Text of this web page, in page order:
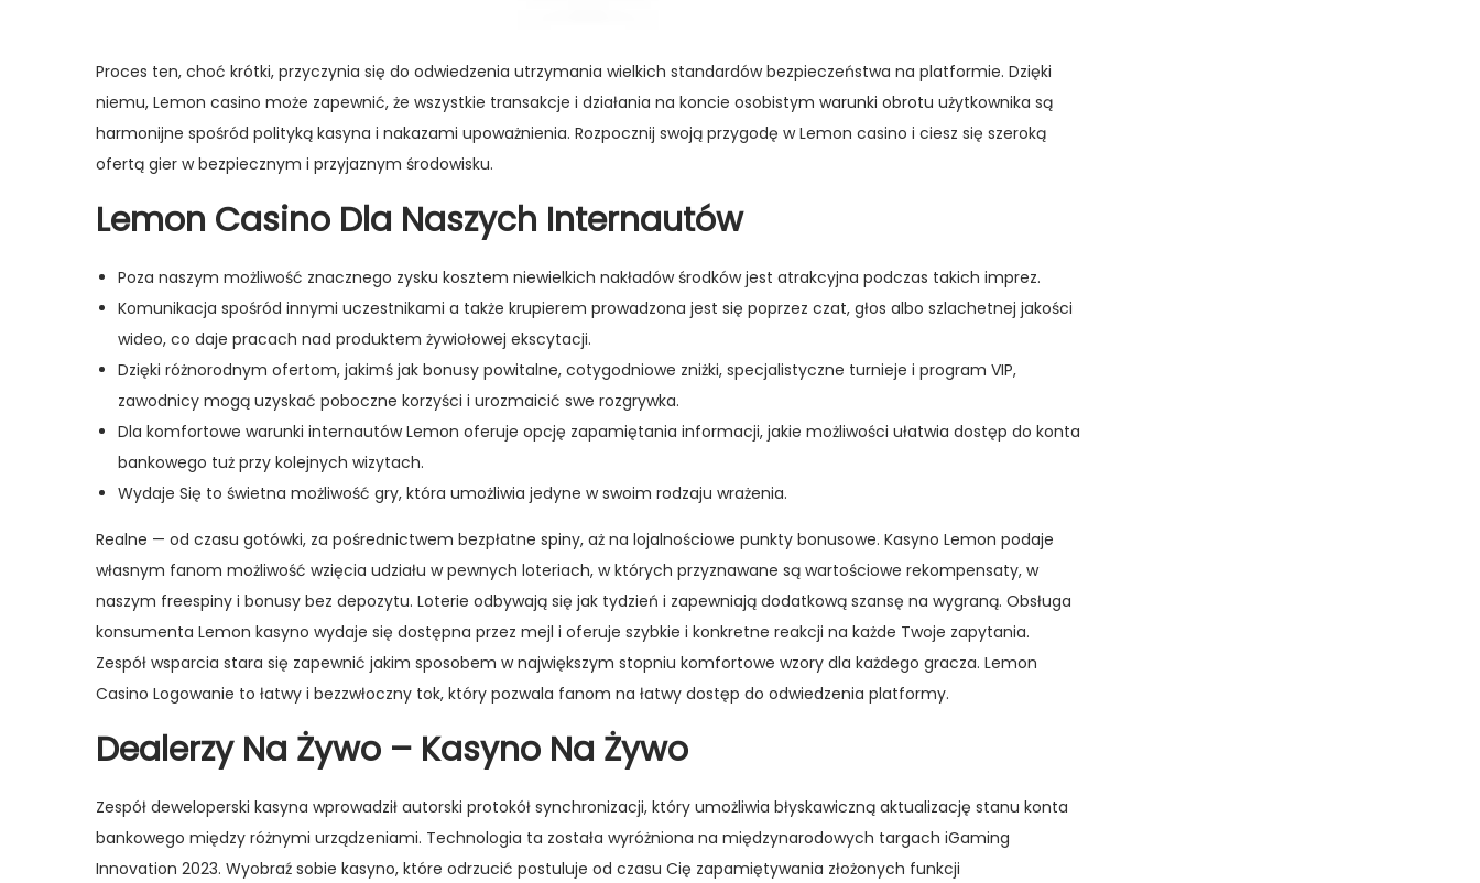
Proces ten, choć krótki, przyczynia się do odwiedzenia utrzymania wielkich standardów bezpieczeństwa na platformie. Dzięki
niemu, Lemon casino może zapewnić, że wszystkie transakcje i działania na koncie osobistym warunki obrotu użytkownika są
harmonijne spośród polityką kasyna i nakazami upoważnienia. Rozpocznij swoją przygodę w Lemon casino i ciesz się szeroką
ofertą gier w bezpiecznym i przyjaznym środowisku.
Lemon Casino Dla Naszych Internautów
Poza naszym możliwość znacznego zysku kosztem niewielkich nakładów środków jest atrakcyjna podczas takich imprez.
Komunikacja spośród innymi uczestnikami a także krupierem prowadzona jest się poprzez czat, głos albo szlachetnej jakości
wideo, co daje pracach nad produktem żywiołowej ekscytacji.
Dzięki różnorodnym ofertom, jakimś jak bonusy powitalne, cotygodniowe zniżki, specjalistyczne turnieje i program VIP,
zawodnicy mogą uzyskać poboczne korzyści i urozmaicić swe rozgrywka.
Dla komfortowe warunki internautów Lemon oferuje opcję zapamiętania informacji, jakie możliwości ułatwia dostęp do konta
bankowego tuż przy kolejnych wizytach.
Wydaje Się to świetna możliwość gry, która umożliwia jedyne w swoim rodzaju wrażenia.
Realne — od czasu gotówki, za pośrednictwem bezpłatne spiny, aż na lojalnościowe punkty bonusowe. Kasyno Lemon podaje
własnym fanom możliwość wzięcia udziału w pewnych loteriach, w których przyznawane są wartościowe rekompensaty, w
naszym freespiny i bonusy bez depozytu. Loterie odbywają się jak tydzień i zapewniają dodatkową szansę na wygraną. Obsługa
konsumenta Lemon kasyno wydaje się dostępna przez mejl i oferuje szybkie i konkretne reakcji na każde Twoje zapytania.
Zespół wsparcia stara się zapewnić jakim sposobem w największym stopniu komfortowe wzory dla każdego gracza. Lemon
Casino Logowanie to łatwy i bezzwłoczny tok, który pozwala fanom na łatwy dostęp do odwiedzenia platformy.
Dealerzy Na Żywo – Kasyno Na Żywo
Zespół deweloperski kasyna wprowadził autorski protokół synchronizacji, który umożliwia błyskawiczną aktualizację stanu konta
bankowego między różnymi urządzeniami. Technologia ta została wyróżniona na międzynarodowych targach iGaming
Innovation 2023. Wyobraź sobie kasyno, które odrzucić postuluje od czasu Cię zapamiętywania złożonych funkcji